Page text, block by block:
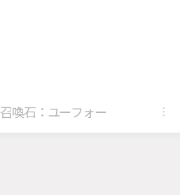
召喚石：ユーフォー